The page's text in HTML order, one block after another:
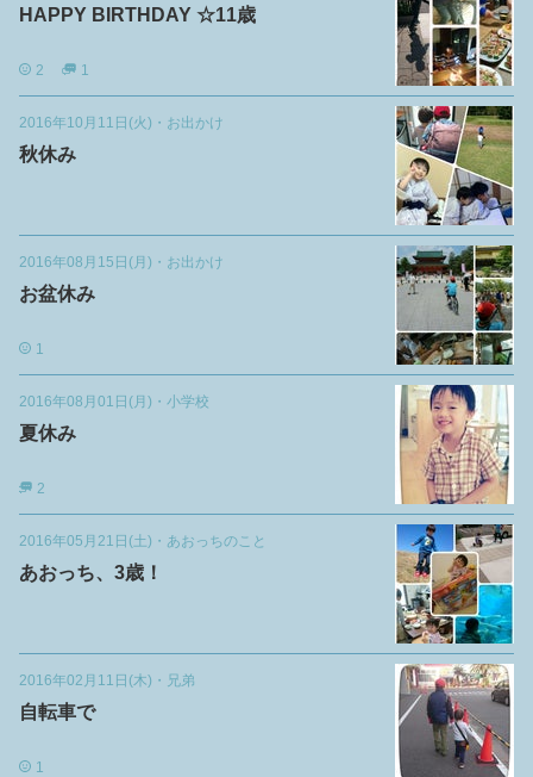
HAPPY BIRTHDAY ☆11歳
2 1
2016年10月11日(火) ・ お出かけ
秋休み
2016年08月15日(月) ・ お出かけ
お盆休み
1
2016年08月01日(月) ・ 小学校
夏休み
2
2016年05月21日(土) ・ あおっちのこと
あおっち、3歳！
2016年02月11日(木) ・ 兄弟
自転車で
1